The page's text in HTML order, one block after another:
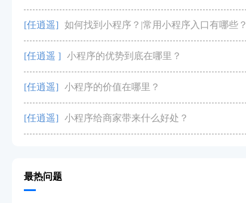
[任逍遥] 如何找到小程序？|常用小程序入口有哪些？
[任逍遥 ] 小程序的优势到底在哪里？
[任逍遥] 小程序的价值在哪里？
[任逍遥] 小程序给商家带来什么好处？
最热问题